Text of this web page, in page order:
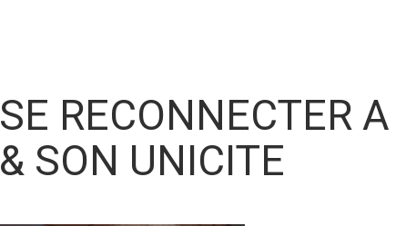
SE RECONNECTER
& SON UNICITE